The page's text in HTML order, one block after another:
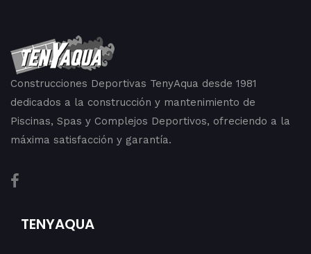
Construcciones Deportivas TenyAqua desde 1981
dedicados a la construcción y mantenimiento de
Piscinas, Spas y Complejos Deportivos, ofreciendo a la
máxima satisfacción y garantía.
TENYAQUA